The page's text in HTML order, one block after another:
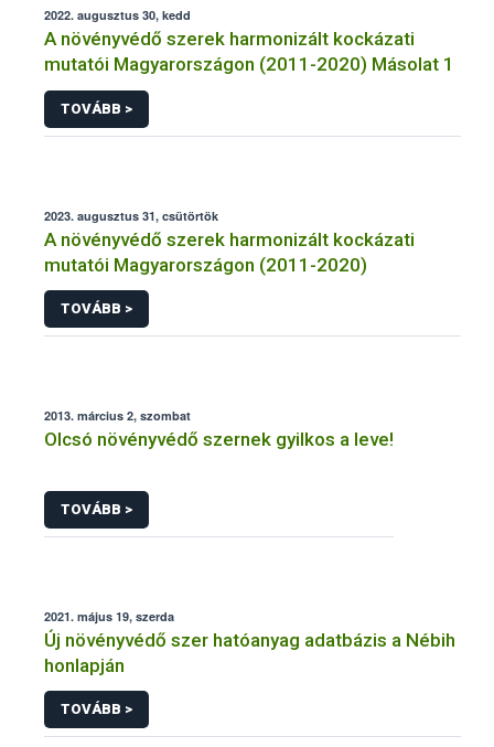
2022. augusztus 30, kedd
A növényvédő szerek harmonizált kockázati
mutatói Magyarországon (2011-2020) Másolat 1
TOVÁBB >
2023. augusztus 31, csütörtök
A növényvédő szerek harmonizált kockázati
mutatói Magyarországon (2011-2020)
TOVÁBB >
2013. március 2, szombat
Olcsó növényvédő szernek gyilkos a leve!
TOVÁBB >
2021. május 19, szerda
Új növényvédő szer hatóanyag adatbázis a Nébih
honlapján
TOVÁBB >